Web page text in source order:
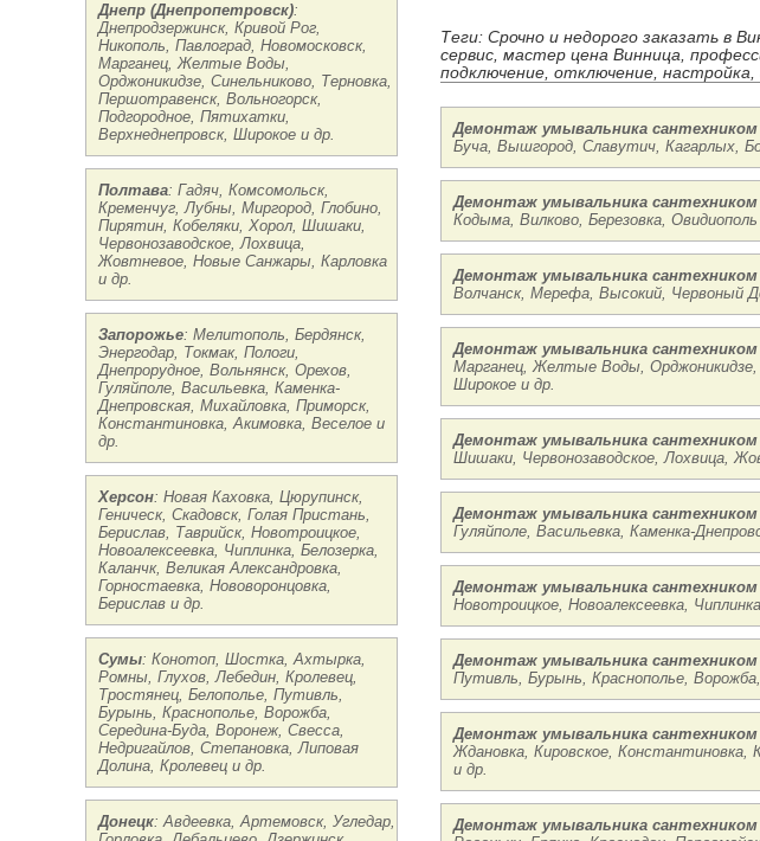
Днепр (Днепропетровск):
Днепродзержинск, Кривой Рог,
Никополь, Павлоград, Новомосковск,
Марганец, Желтые Воды,
Орджоникидзе, Синельниково, Терновка,
Першотравенск, Вольногорск,
Подгородное, Пятихатки,
Верхнеднепровск, Широкое и др.
Полтава: Гадяч, Комсомольск,
Кременчуг, Лубны, Миргород, Глобино,
Пирятин, Кобеляки, Хорол, Шишаки,
Червонозаводское, Лохвица,
Жовтневое, Новые Санжары, Карловка
и др.
Запорожье: Мелитополь, Бердянск,
Энергодар, Токмак, Пологи,
Днепрорудное, Вольнянск, Орехов,
Гуляйполе, Васильевка, Каменка-
Днепровская, Михайловка, Приморск,
Константиновка, Акимовка, Веселое и
др.
Херсон: Новая Каховка, Цюрупинск,
Геническ, Скадовск, Голая Пристань,
Берислав, Таврийск, Новотроицкое,
Новоалексеевка, Чиплинка, Белозерка,
Каланчк, Великая Александровка,
Горностаевка, Нововоронцовка,
Берислав и др.
Сумы: Конотоп, Шостка, Ахтырка,
Ромны, Глухов, Лебедин, Кролевец,
Тростянец, Белополье, Путивль,
Бурынь, Краснополье, Ворожба,
Середина-Буда, Воронеж, Свесса,
Недригайлов, Степановка, Липовая
Долина, Кролевец и др.
Донецк: Авдеевка, Артемовск, Угледар,
Теги: Срочно и недорого заказать в
сервис, мастер цена Винница,
подключение, отключение, настройка,
Демонтаж умывальника сантехником
Буча, Вышгород, Славутич, Кагарлых,
Демонтаж умывальника сантехником
Кодыма, Вилково, Березовка, Овидиополь
Демонтаж умывальника сантехником
Волчанск, Мерефа, Высокий, Червоный
Демонтаж умывальника
Марганец, Желтые Воды, Орджоникидзе,
Широкое и др.
Демонтаж умывальника
Шишаки, Червонозаводское, Лохвица,
Демонтаж умывальника сантехником
Гуляйполе, Васильевка, Каменка-
Демонтаж умывальника сантехником
Новотроицкое, Новоалексеевка,
Демонтаж умывальника
Путивль, Бурынь, Краснополье,
Демонтаж умывальника сантехником
Ждановка, Кировское,
и др.
Демонтаж умывальника сантехником